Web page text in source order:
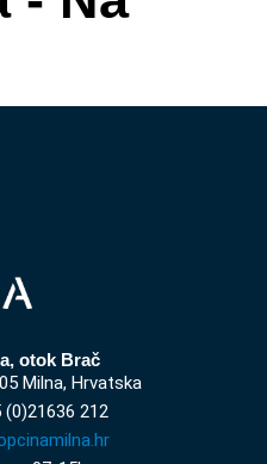
otok Brač
Milna, Hrvatska
212